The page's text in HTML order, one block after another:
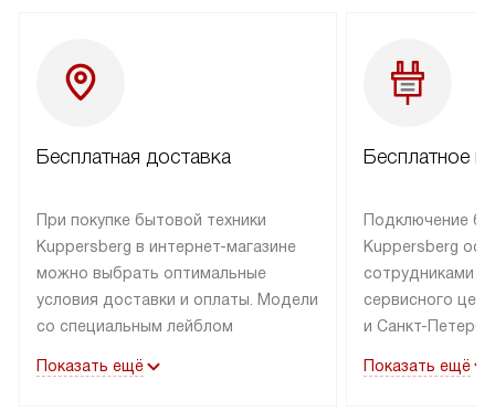
Бесплатная доставка
При покупке бытовой техники
Kuppersberg в интернет-магазине
можно выбрать оптимальные
условия доставки и оплаты. Модели
со специальным лейблом
в пределах МКАД до подъезда,
Показать ещё
Бесплатное
Подключение
Kuppersberg
сотрудниками
сервисного
и Санкт-
подключается к
Показать ещё